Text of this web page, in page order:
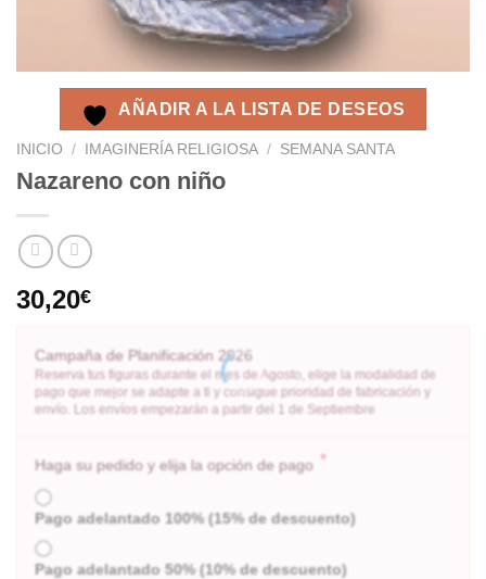
AÑADIR A LA LISTA DE DESEOS
INICIO / IMAGINERÍA RELIGIOSA / SEMANA SANTA
Nazareno con niño
30,20€
Campaña de Planificación 2026
Reserva tus figuras durante el mes de Agosto, elige la modalidad de
pago que mejor se adapte a ti y consigue prioridad de fabricación y
envío. Los envíos empezarán a partir del 1 de Septiembre
Haga su pedido y elija la opción de pago *
Pago adelantado 100% (15% de descuento)
Pago adelantado 50% (10% de descuento)